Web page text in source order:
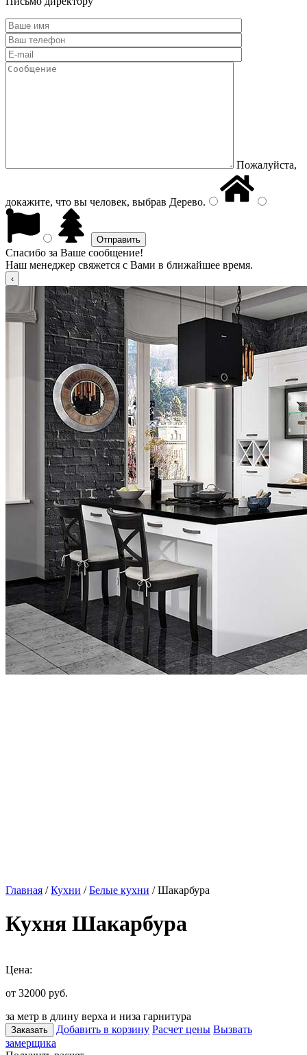
Пожалуйста,
докажите, что вы человек, выбрав Дерево.
Спасибо за Ваше сообщение!
Наш менеджер свяжется с Вами в ближайшее время.
Главная /Кухни /Белые кухни / Шакарбура
Кухня Шакарбура
Цена:
от 32000 руб.
за метр в длину верха и низа гарнитура
Заказать Добавить в корзину Расчет цены Вызвать
замерщика